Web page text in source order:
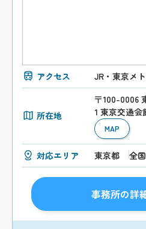
アクセス JR・東京メ
所在地
〒100-0006
1 東京交通会
MAP
対応エリア 東京都 全
事務所の詳